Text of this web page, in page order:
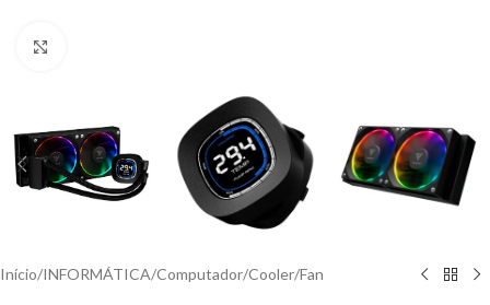
Início/INFORMÁTICA/Computador/Cooler/Fan